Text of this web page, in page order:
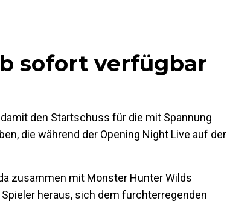
sofort verfügbar
den Startschuss für die mit Spannung
die während der Opening Night Live auf der
zusammen mit Monster Hunter Wilds
heraus, sich dem furchterregenden